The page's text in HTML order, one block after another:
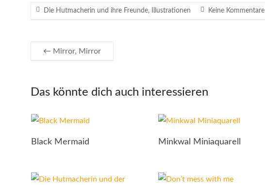
Die Hutmacherin und ihre Freunde, Illustrationen Keine Kommentare
← Mirror, Mirror
Das könnte dich auch interessieren
Black Mermaid Minkwal Miniaquarell